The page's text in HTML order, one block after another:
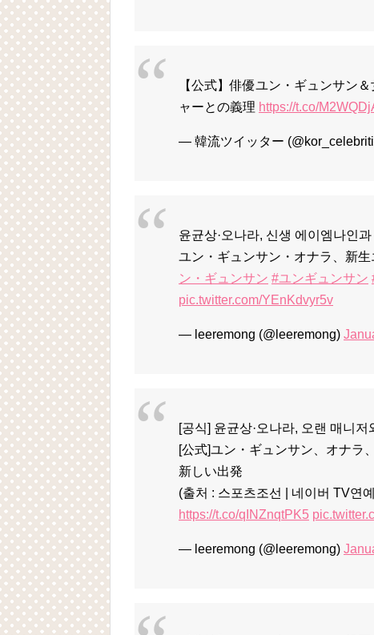
【公式】俳優ユン・ギュンサン
ャーとの義理 https://t.co/
— 韓流ツイッター
윤균상·오나라, 신생 에이엠나인
ユン・ギュンサン・オナラ、新
ン・ギュンサン #ユンギュンサン
pic.twitter.com/YEnKdvyr5v
— leeremong (@leeremong)
[공식] 윤균상·오나라, 오랜 매니
[公式]ユン・ギュンサン、オナラ
新しい出発
(출처 : 스포츠조선 | 네이버 TV연
https://t.co/qINZnqtPK5
— leeremong (@leeremong)